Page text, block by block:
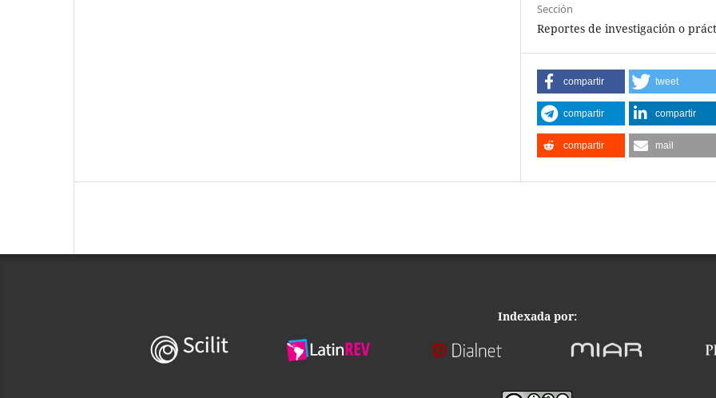
Sección
Reportes de investigación o
compartir tweet
compartir compartir
compartir mail
Indexada por: